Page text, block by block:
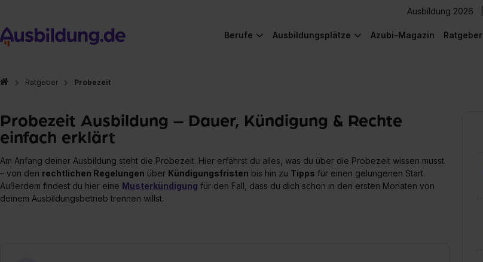
Ausbildung 2026
Berufe Ausbildungsplätze Azubi-Magazin Ratgeber
Ratgeber Probezeit
Probezeit Ausbildung – Dauer, Kündigung & Rechte
einfach erklärt
Am Anfang deiner Ausbildung steht die Probezeit. Hier erfährst du alles, was du über die Probezeit wissen musst
– von den rechtlichen Regelungen über Kündigungsfristen bis hin zu Tipps für einen gelungenen Start.
Außerdem findest du hier eine Musterkündigung für den Fall, dass du dich schon in den ersten Monaten von
deinem Ausbildungsbetrieb trennen willst.